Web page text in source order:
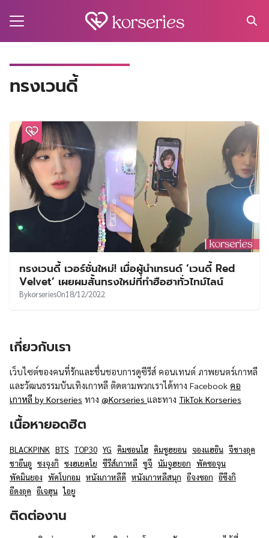
ทรงเวนดี้
ทรงเวนดี้ เวอร์ชั่นใหม่! เมื่อผู้นำเทรนด์ ‘เวนดี้ Red
Velvet’ เผยผมสั้นทรงใหม่ที่ทำฮือฮาทั่วไทม์ไลน์
BykorseriesOn18/12/2022
เกี่ยวกับเรา
เว็บไซต์ของคนที่รักและชื่นชอบการดูซีรีส์ คอนเทนต์ ภาพยนตร์เกาหลี
และวัฒนธรรมบันเทิงเกาหลี ติดตามพวกเราได้ทาง Facebook คอ
เกาหลี by Korseries ทาง @Korseries และทาง TikTok Korseries
เนื้อหายอดฮิต
BLACKPINK BTS TOP30 YG คิมซอนโฮ คิมซูฮยอน จองแฮอิน จีชางอุค
ชาอึนอู ซงจุงกิ ซงฮเยคโย ซีรีส์เกาหลี ซูจี นัมจูฮยอก พัคซอจุน
พัคมินยอง พัคโบกอม หนังเกาหลีดี หนังเกาหลีสนุก อีจงซอก อีซึงกิ
อีดงอุค อีเจฮุน ไอยู
ติดต่องาน